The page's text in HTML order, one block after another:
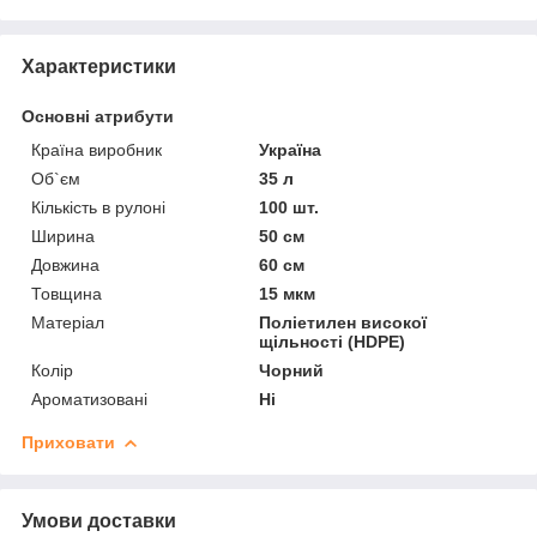
Характеристики
Основні атрибути
Країна виробник
Україна
Об`єм
35 л
Кількість в рулоні
100 шт.
Ширина
50 см
Довжина
60 см
Товщина
15 мкм
Матеріал
Поліетилен високої
щільності (HDPE)
Колір
Чорний
Ароматизовані
Ні
Приховати
Умови доставки